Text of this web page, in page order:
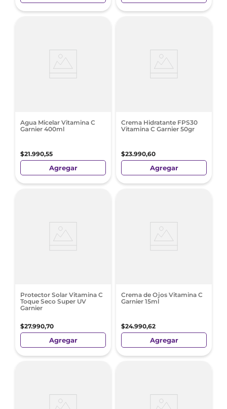
Agua Micelar Vitamina C
Garnier 400ml
$21.990,55
Agregar
Crema Hidratante FPS30
Vitamina C Garnier 50gr
$23.990,60
Agregar
Protector Solar Vitamina C
Toque Seco Super UV
Garnier
$27.990,70
Agregar
Crema de Ojos Vitamina C
Garnier 15ml
$24.990,62
Agregar